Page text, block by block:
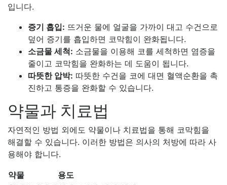
입니다.
증기 흡입: 뜨거운 물에 얼굴을 가까이 대고 수건으로
덮어 증기를 흡입하면 코막힘이 완화됩니다.
소금물 세척: 소금물을 이용해 코를 세척하면 염증을
줄이고 코막힘을 완화하는 데 도움이 됩니다.
따뜻한 압박: 따뜻한 수건을 코에 대면 혈액순환을 촉
진하고 통증을 완화할 수 있습니다.
약물과 치료법
자연적인 방법 외에도 약물이나 치료법을 통해 코막힘을
해결할 수 있습니다. 이러한 방법은 의사의 처방에 따라 사
용해야 합니다.
약물
용도